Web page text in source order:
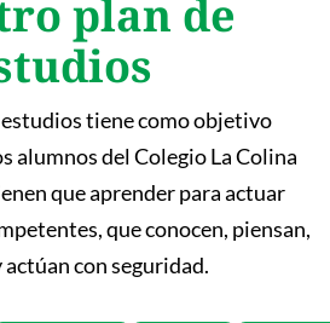
plan de
tiene como objetivo
alumnos del Colegio La Colina
que aprender para actuar
que conocen, piensan,
actúan con seguridad.